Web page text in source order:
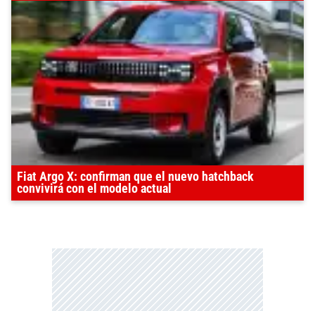
Fiat Argo X: confirman que el nuevo hatchback
convivirá con el modelo actual